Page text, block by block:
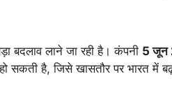
बदलाव लाने जा रही है। कंपनी 5 जून
सकती है, जिसे खासतौर पर भारत में